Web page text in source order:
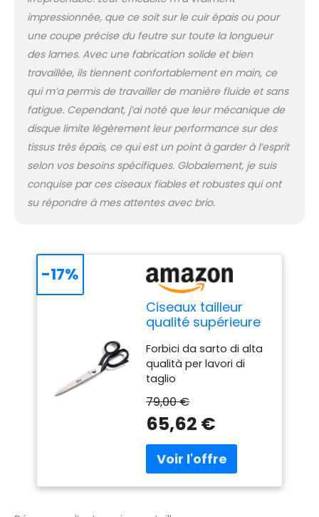
impressionnée, que ce soit sur le cuir épais ou pour
une coupe précise du feutre sur toute la longueur
des lames. Avec une fabrication solide et bien
travaillée, ils tiennent confortablement en main, ce
qui m’a permis de travailler de manière fluide et sans
fatigue. Cependant, j’ai noté que leur mécanique de
disque limite légèrement leur performance sur des
tissus très épais, ce qui est un point à garder à l’esprit
selon vos besoins spécifiques. Globalement, je suis
conquise par ces ciseaux fiables et robustes qui ont
su répondre à mes attentes avec brio.
Ciseaux tailleur
qualité supérieure
Forbici da sarto di alta
qualità per lavori di
taglio
79,00 €
65,62 €
-17%